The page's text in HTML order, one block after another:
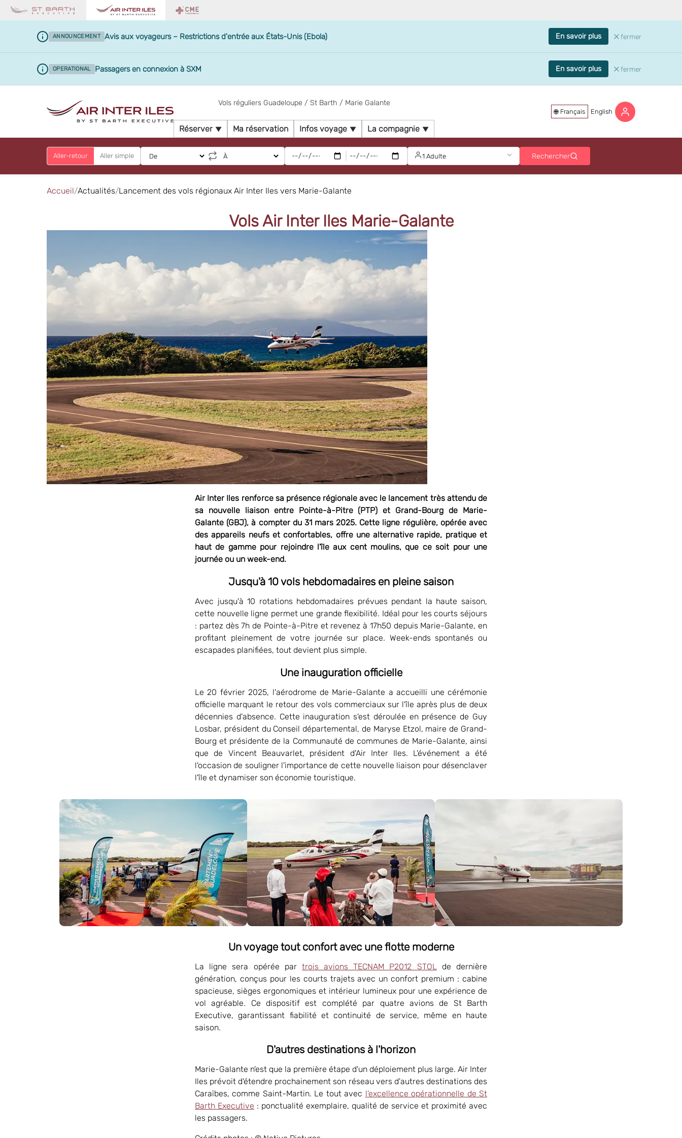
ANNOUNCEMENT Avis aux voyageurs – Restrictions d'entrée aux États-Unis (Ebola) En savoir plus fermer
OPERATIONAL Passagers en connexion à SXM En savoir plus fermer
Vols réguliers Guadeloupe / St Barth / Marie Galante
Réserver Ma réservation Infos voyage La compagnie
Français English
Aller-retour Aller simple 1 Adulte Rechercher
Accueil Actualités Lancement des vols régionaux Air Inter Iles vers Marie-Galante
Vols Air Inter Iles Marie-Galante
Air Inter Iles renforce sa présence régionale avec le lancement très attendu de
sa nouvelle liaison entre Pointe-à-Pitre (PTP) et Grand-Bourg de Marie-
Galante (GBJ), à compter du 31 mars 2025. Cette ligne régulière, opérée avec
des appareils neufs et confortables, offre une alternative rapide, pratique et
haut de gamme pour rejoindre l'île aux cent moulins, que ce soit pour une
journée ou un week-end.
Jusqu'à 10 vols hebdomadaires en pleine saison
Avec jusqu'à 10 rotations hebdomadaires prévues pendant la haute saison,
cette nouvelle ligne permet une grande flexibilité. Idéal pour les courts séjours
: partez dès 7h de Pointe-à-Pitre et revenez à 17h50 depuis Marie-Galante, en
profitant pleinement de votre journée sur place. Week-ends spontanés ou
escapades planifiées, tout devient plus simple.
Une inauguration officielle
Le 20 février 2025, l'aérodrome de Marie-Galante a accueilli une cérémonie
officielle marquant le retour des vols commerciaux sur l'île après plus de deux
décennies d'absence. Cette inauguration s'est déroulée en présence de Guy
Losbar, président du Conseil départemental, de Maryse Etzol, maire de Grand-
Bourg et présidente de la Communauté de communes de Marie-Galante, ainsi
que de Vincent Beauvarlet, président d'Air Inter Iles. L'événement a été
l'occasion de souligner l'importance de cette nouvelle liaison pour désenclaver
l'île et dynamiser son économie touristique.
Un voyage tout confort avec une flotte moderne
La ligne sera opérée par trois avions TECNAM P2012 STOL
de dernière
génération, conçus pour les courts trajets avec un confort premium : cabine
spacieuse, sièges ergonomiques et intérieur lumineux pour une expérience de
vol agréable. Ce dispositif est complété par quatre avions de St Barth
Executive, garantissant fiabilité et continuité de service, même en haute
saison.
D'autres destinations à l'horizon
Marie-Galante n'est que la première étape d'un déploiement plus large. Air Inter
Iles prévoit d'étendre prochainement son réseau vers d'autres destinations des
Caraïbes, comme Saint-Martin. Le tout avec l'excellence opérationnelle de St
Barth Executive : ponctualité exemplaire, qualité de service et proximité avec
les passagers.